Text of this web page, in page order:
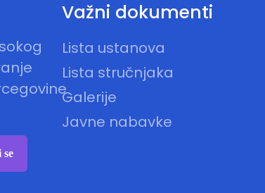
Važni dokumenti
Lista ustanova
Lista stručnjaka
Galerije
Javne nabavke
se